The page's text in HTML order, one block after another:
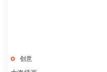
创意